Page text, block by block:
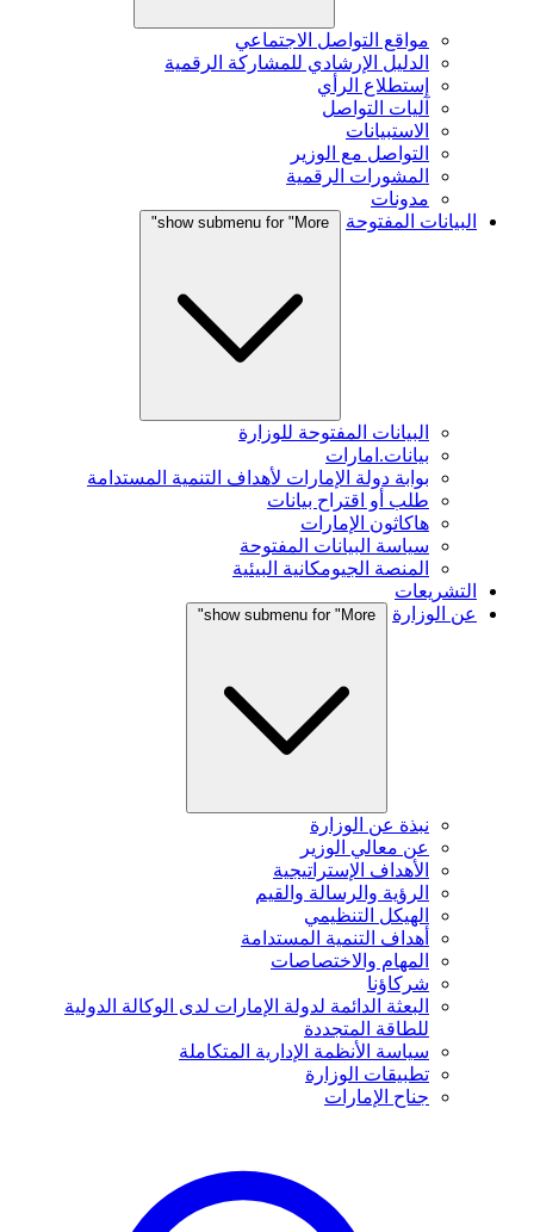
مواقع التواصل الاجتماعي
الدليل الإرشادي للمشاركة الرقمية
إستطلاع الرأي
آليات التواصل
الاستبيانات
التواصل مع الوزير
المشورات الرقمية
مدونات
البيانات المفتوحة
show submenu for "More"
البيانات المفتوحة للوزارة
بيانات.امارات
بوابة دولة الإمارات لأهداف التنمية المستدامة
طلب أو اقتراح بيانات
هاكاثون الإمارات
سياسة البيانات المفتوحة
المنصة الجيومكانية البيئية
التشريعات
عن الوزارة
show submenu for "More"
نبذة عن الوزارة
عن معالي الوزير
الأهداف الإستراتيجية
الرؤية والرسالة والقيم
الهيكل التنظيمي
أهداف التنمية المستدامة
المهام والاختصاصات
شركاؤنا
البعثة الدائمة لدولة الإمارات لدى الوكالة الدولية
للطاقة المتجددة
سياسة الأنظمة الإدارية المتكاملة
تطبيقات الوزارة
جناح الإمارات